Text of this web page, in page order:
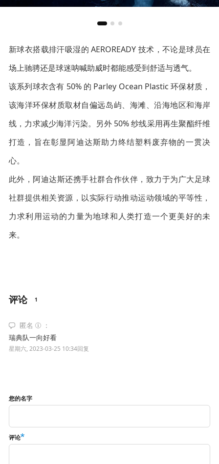
新球衣搭载排汗吸湿的 AEROREADY 技术，不论是球员在
场上驰骋还是球迷呐喊助威时都能感受到舒适与透气。
该系列球衣含有 50% 的 Parley Ocean Plastic 环保材质，
该海洋环保材质取材自偏远岛屿、海滩、沿海地区和海岸
线，力求减少海洋污染。另外 50% 纱线采用再生聚酯纤维
打造，旨在彰显阿迪达斯助力终结塑料废弃物的一贯决
心。
此外，阿迪达斯还携手社群合作伙伴，致力于为广大足球
社群提供相关资源，以实际行动推动运动领域的平等性，
力求利用运动的力量为地球和人类打造一个更美好的未
来。
评论 1
匿名
瑞典队一向好看
星期六, 2023-03-25 10:34回复
您的名字
评论